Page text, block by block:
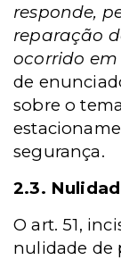
responde,
reparação
ocorrido
de
sobre o
segurança.
2.3.
O art. 51,
nulidade de